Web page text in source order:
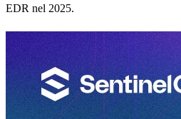
EDR nel 2025.